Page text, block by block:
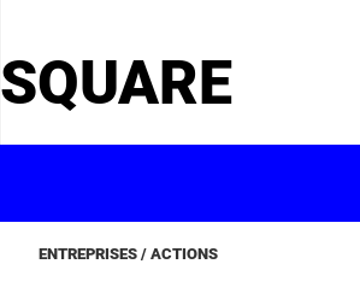
SQUARE
ENTREPRISES / ACTIONS